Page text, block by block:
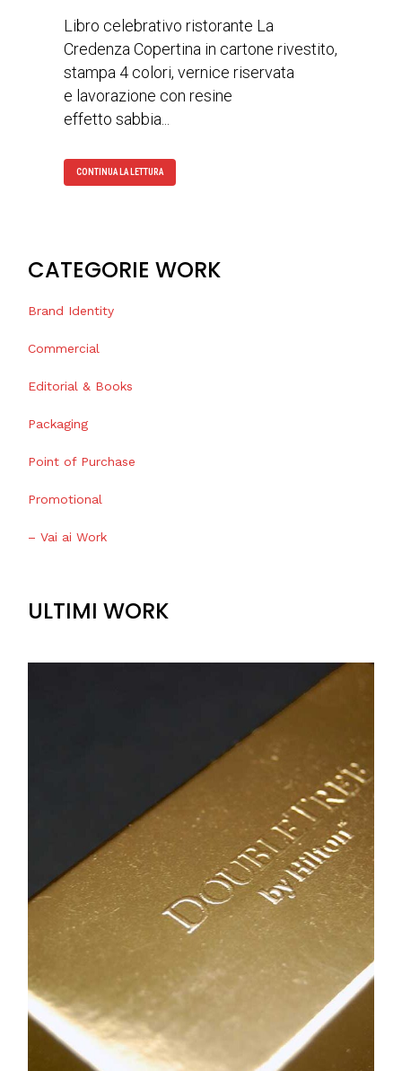
Libro celebrativo ristorante La
Credenza Copertina in cartone rivestito,
stampa 4 colori, vernice riservata
e lavorazione con resine
effetto sabbia...
CONTINUA LA LETTURA
CATEGORIE WORK
Brand Identity
Commercial
Editorial & Books
Packaging
Point of Purchase
Promotional
– Vai ai Work
ULTIMI WORK